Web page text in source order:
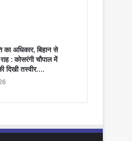
का अधिकार, बिहान से
: कोसरंगी चौपाल में
दिखी तस्वीर….